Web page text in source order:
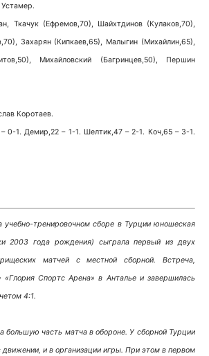
Ткачук (Ефремов,70), Шайхтдинов (Кулаков,70),
Захарян (Кипкаев,65), Малыгин (Михайлин,65),
Михайловский (Багринцев,50), Першин
Коротаев.
– 0-1. Демир,22 – 1-1. Шелтик,47 – 2-1. Коч,65 – 3-1.
учебно-тренировочном сборе в Турции юношеская
2003 года рождения) сыграла первый из двух
матчей с местной сборной. Встреча,
«Глория Спортс Арена» в Анталье и завершилась
4:1.
большую часть матча в обороне. У сборной Турции
движении, и в организации игры. При этом в первом